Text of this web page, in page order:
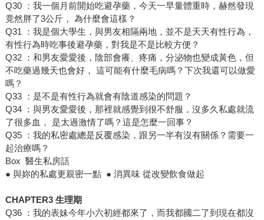
Q30 ：我一個月前開始吃避孕藥，今天一早量體重時，赫然發現
竟然胖了3公斤， 為什麼會這樣？
Q31 ：我是個大學生，與男友相隔兩地，並不是天天有性行為，
有性行為時吃事後避孕藥，對我是不是比較方便？
Q32 ：和男友愛愛後，陰部會癢、疼痛，分泌物也變成黃色，但
不吃藥過幾天也會好， 這可能有什麼毛病嗎？下次我還可以做愛
嗎？
Q33 ：是不是有性行為就會有陰道感染的問題？
Q34 ：與男友愛愛後，那裡就感覺到很不舒服，沒多久私處就流
了很多血， 是太過激情了嗎？這是怎麼一回事？
Q35 ：我的私密處總是反覆感染，跟另一半有沒有關係？需要一
起治療嗎？
Box 醫生私房話
● 與妳的私處更親密一點 ● 消異味 從改變飲食做起
CHAPTER3 生理期
Q36 ：我的表妹今年小六初經都來了，而我都國二了到現在都沒